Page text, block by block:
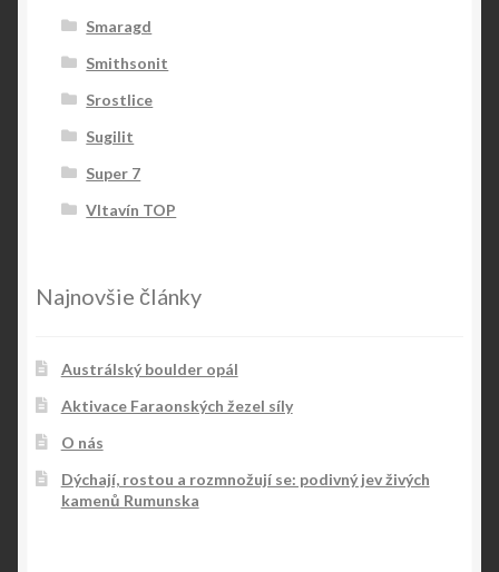
Smaragd
Smithsonit
Srostlice
Sugilit
Super 7
Vltavín TOP
Najnovšie články
Austrálský boulder opál
Aktivace Faraonských žezel síly
O nás
Dýchají, rostou a rozmnožují se: podivný jev živých
kamenů Rumunska